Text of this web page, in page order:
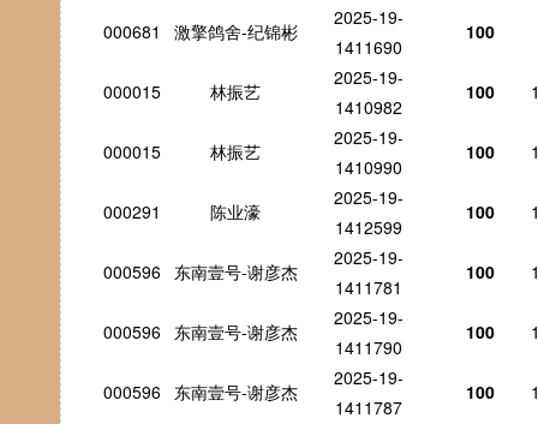
000681 激擎鸽舍-纪锦彬
2025-19-
1411690
100
000015 林振艺
2025-19-
1410982
100
000015 林振艺
2025-19-
1410990
100
000291 陈业濠
2025-19-
1412599
100
000596 东南壹号-谢彦杰
2025-19-
1411781
100
000596 东南壹号-谢彦杰
2025-19-
1411790
100
000596 东南壹号-谢彦杰
2025-19-
1411787
100